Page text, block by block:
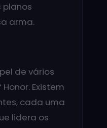
planos
arma.
de vários
Existem
cada uma
lidera os